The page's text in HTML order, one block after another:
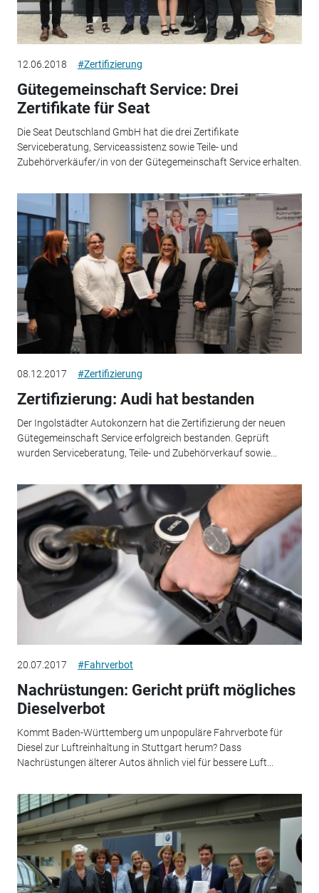
12.06.2018 #Zertifizierung
Gütegemeinschaft Service: Drei
Zertifikate für Seat
Die Seat Deutschland GmbH hat die drei Zertifikate
Serviceberatung, Serviceassistenz sowie Teile- und
Zubehörverkäufer/in von der Gütegemeinschaft Service erhalten.
08.12.2017 #Zertifizierung
Zertifizierung: Audi hat bestanden
Der Ingolstädter Autokonzern hat die Zertifizierung der neuen
Gütegemeinschaft Service erfolgreich bestanden. Geprüft
wurden Serviceberatung, Teile- und Zubehörverkauf sowie...
20.07.2017 #Fahrverbot
Nachrüstungen: Gericht prüft mögliches
Dieselverbot
Kommt Baden-Württemberg um unpopuläre Fahrverbote für
Diesel zur Luftreinhaltung in Stuttgart herum? Dass
Nachrüstungen älterer Autos ähnlich viel für bessere Luft...